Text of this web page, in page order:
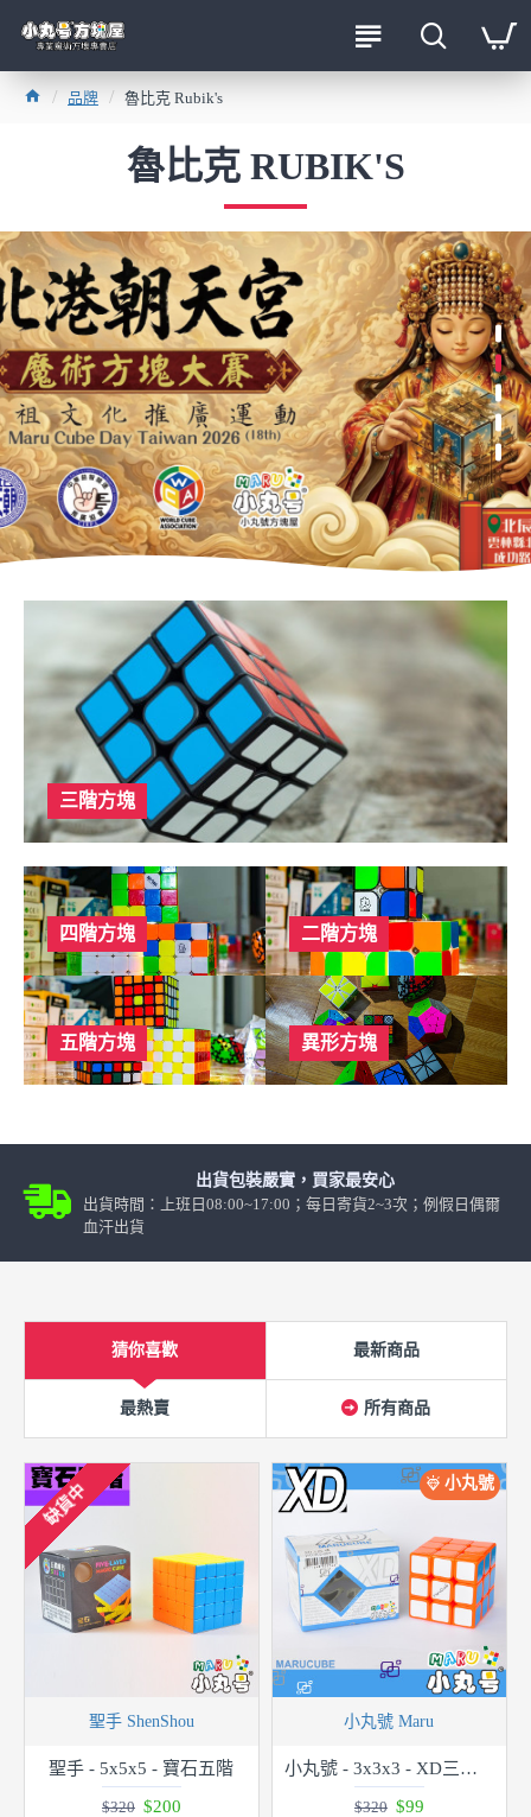
品牌 魯比克 Rubik's
魯比克 RUBIK'S
三階方塊
四階方塊 二階方塊
五階方塊 異形方塊
出貨包裝嚴實，買家最安心
出貨時間：上班日08:00~17:00；每日寄貨2~3次；例假日偶爾
血汗出貨
猜你喜歡 最新商品
最熱賣 所有商品
缺貨中
聖手 ShenShou
聖手 - 5x5x5 - 寶石五階
$200
$320
小丸號
小丸號 Maru
小丸號 - 3x3x3 - XD三階 - 橘
$99
$320